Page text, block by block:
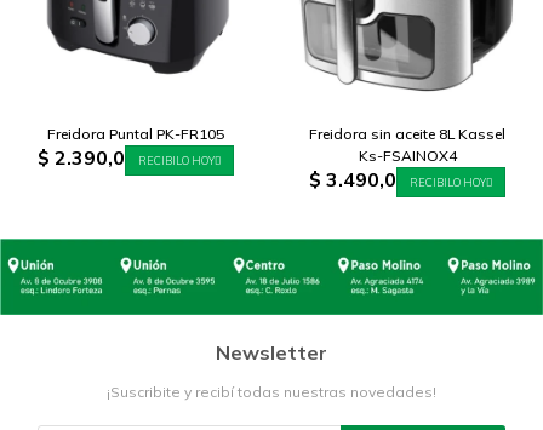
Freidora Puntal PK-FR105
$ 2.390,0 RECIBILO HOY
Freidora sin aceite 8L Kassel
Ks-FSAINOX4
$ 3.490,0 RECIBILO HOY
Newsletter
¡Suscribite y recibí todas nuestras novedades!